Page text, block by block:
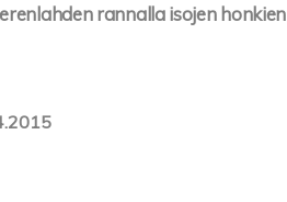
rannalla isojen honkien